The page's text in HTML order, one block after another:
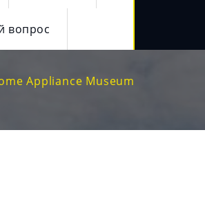
вопрос
Appliance Museum